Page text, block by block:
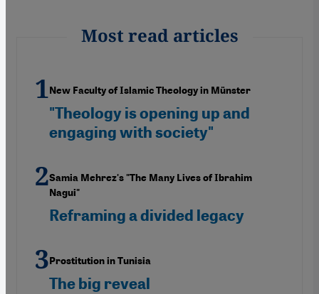
Most read articles
New Faculty of Islamic Theology in Münster
"Theology is opening up and
engaging with society"
Samia Mehrez's "The Many Lives of Ibrahim
Nagui"
Reframing a divided legacy
Prostitution in Tunisia
The big reveal